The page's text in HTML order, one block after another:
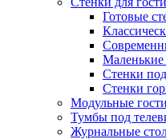
Готовые
Маленькие
Стенки
Стенки
Модульные
Тумбы под
Журнальные